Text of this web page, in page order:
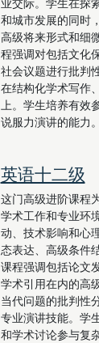
和城市发展的同时
高级将来形式和细
程强调对包括文化
社会议题进行批判
在结构化学术写作
上。学生培养有效
说服力演讲的能力。
英语十二级
这门高级进阶课程
学术工作和专业环
动、技术影响和心
态表达、高级条件
课程强调包括论文
学术引用在内的高
当代问题的批判性
专业演讲技能。学
和学术讨论参与复